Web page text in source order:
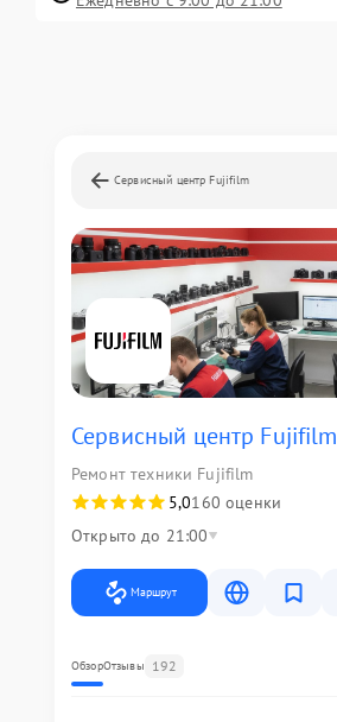
Сервисный центр Fujifilm
Сервисный центр Fujifilm
Ремонт техники Fujifilm
5,0160 оценки
Открыто до 21:00
Маршрут
ОбзорОтзывы 192